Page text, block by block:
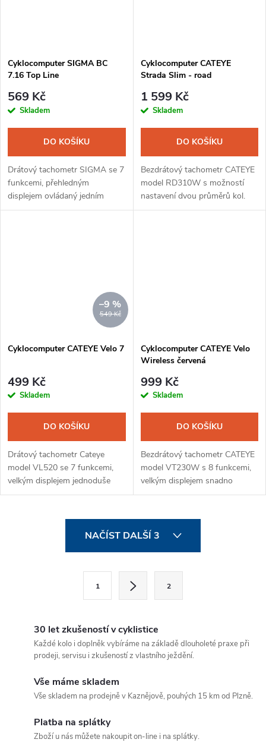
Cyklocomputer SIGMA BC
7.16 Top Line
569 Kč
Skladem
DO KOŠÍKU
Drátový tachometr SIGMA se 7
funkcemi, přehledným
displejem ovládaný jedním
tlačítkem. Jednoduché uchycení
Cyklocomputer CATEYE
Strada Slim - road
1 599 Kč
Skladem
DO KOŠÍKU
Bezdrátový tachometr CATEYE
model RD310W s možností
nastavení dvou průměrů kol.
Přepínání jednotlivých funkcí se
549 Kč
–9 %
Cyklocomputer CATEYE Velo 7
499 Kč
Skladem
DO KOŠÍKU
Drátový tachometr Cateye
model VL520 se 7 funkcemi,
velkým displejem jednoduše
ovládaný jedním tlačítkem.
pásků na řidítka nebo
Cyklocomputer CATEYE Velo
Wireless červená
999 Kč
Skladem
DO KOŠÍKU
Bezdrátový tachometr CATEYE
model VT230W s 8 funkcemi,
velkým displejem snadno
ovládaný jedním tlačítkem.
pásků na řidítka nebo
představec.
NAČÍST DALŠÍ 3
1 2
30 let zkušeností v cyklistice
Každé kolo i doplněk vybíráme na základě dlouholeté praxe při
prodeji, servisu i zkušeností z vlastního ježdění.
Vše máme skladem
Vše skladem na prodejně v Kaznějově, pouhých 15 km od Plzně.
Platba na splátky
Zboží u nás můžete nakoupit on-line i na splátky.